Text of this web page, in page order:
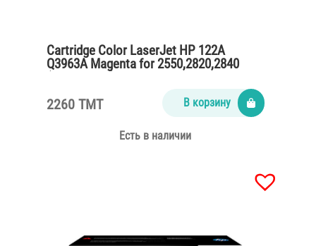
Cartridge Color LaserJet HP 122A
Q3963A Magenta for 2550,2820,2840
2260 TMT В корзину
Есть в наличии